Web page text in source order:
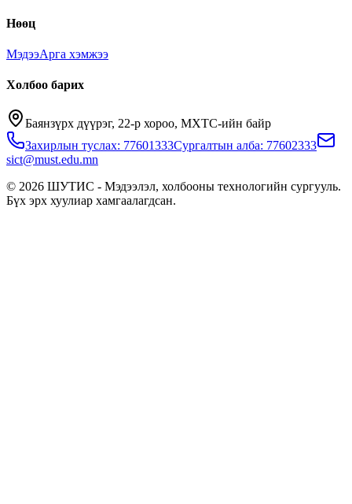
Нөөц
МэдээАрга хэмжээ
Холбоо барих
Баянзүрх дүүрэг, 22-р хороо, МХТС-ийн байр
Захирлын туслах: 77601333Сургалтын алба: 77602333
sict@must.edu.mn
© 2026 ШУТИС - Мэдээлэл, холбооны технологийн сургууль.
Бүх эрх хуулиар хамгаалагдсан.